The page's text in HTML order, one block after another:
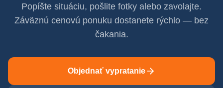
Popíšte situáciu, pošlite fotky alebo zavolajte.
Záväznú cenovú ponuku dostanete rýchlo — bez
čakania.
Objednať vypratanie